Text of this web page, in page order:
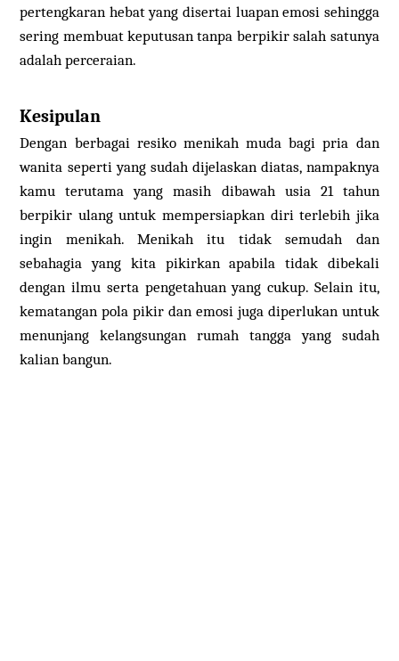
pertengkaran hebat yang disertai luapan emosi sehingga
sering membuat keputusan tanpa berpikir salah satunya
adalah perceraian.
Kesipulan
Dengan berbagai resiko menikah muda bagi pria dan
wanita seperti yang sudah dijelaskan diatas, nampaknya
kamu terutama yang masih dibawah usia 21 tahun
berpikir ulang untuk mempersiapkan diri terlebih jika
ingin menikah. Menikah itu tidak semudah dan
sebahagia yang kita pikirkan apabila tidak dibekali
dengan ilmu serta pengetahuan yang cukup. Selain itu,
kematangan pola pikir dan emosi juga diperlukan untuk
menunjang kelangsungan rumah tangga yang sudah
kalian bangun.